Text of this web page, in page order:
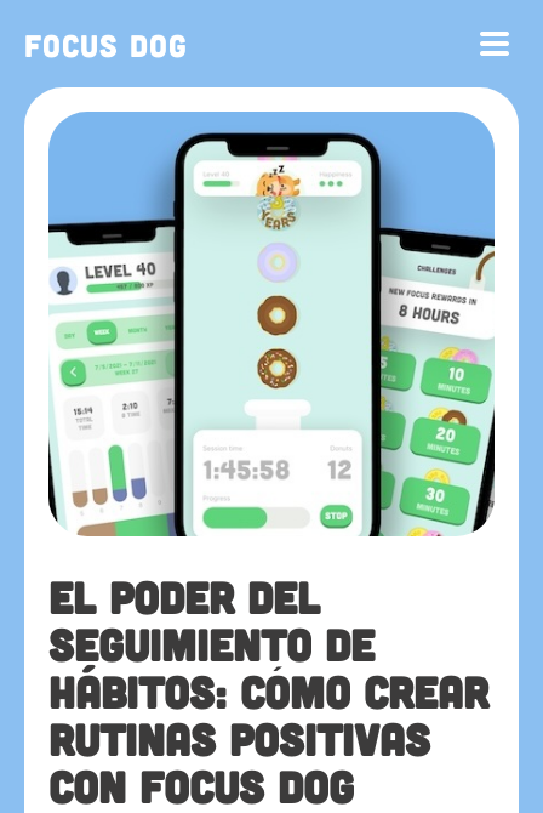
Focus Dog
El poder del
seguimiento de
hábitos: cómo crear
rutinas positivas
con Focus Dog